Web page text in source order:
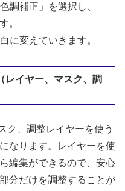
調補正」を選択し、
。
に変えていきます。
レイヤー、マスク、調
ク、調整レイヤーを使う
なります。レイヤーを使
編集ができるので、安心
分だけを調整することが